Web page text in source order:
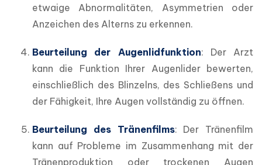
etwaige Abnormalitäten, Asymmetrien oder
Anzeichen des Alterns zu erkennen.
Beurteilung der Augenlidfunktion: Der Arzt
kann die Funktion Ihrer Augenlider bewerten,
einschließlich des Blinzelns, des Schließens und
der Fähigkeit, Ihre Augen vollständig zu öffnen.
Beurteilung des Tränenfilms: Der Tränenfilm
kann auf Probleme im Zusammenhang mit der
Tränenproduktion oder trockenen Augen